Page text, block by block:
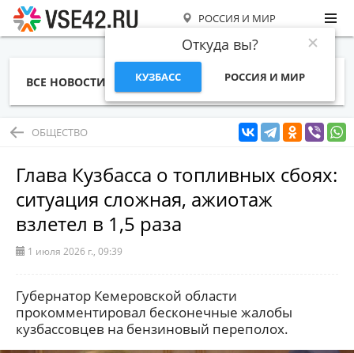
РОССИЯ И МИР
Откуда вы?
КУЗБАСС РОССИЯ И МИР
ВСЕ НОВОСТИ СТАТЬИ ТЕМЫ ФОТО
ОБЩЕСТВО
Глава Кузбасса о топливных сбоях:
ситуация сложная, ажиотаж
взлетел в 1,5 раза
1 июля 2026 г., 09:39
Губернатор Кемеровской области
прокомментировал бесконечные жалобы
кузбассовцев на бензиновый переполох.